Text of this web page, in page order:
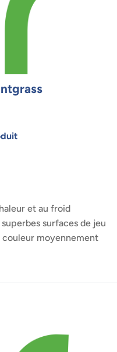
et au froid
surfaces de jeu
couleur moyennement